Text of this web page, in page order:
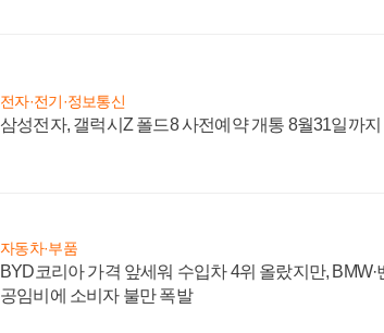
전자·전기·정보통신
삼성전자, 갤럭시Z 폴드8 사전예약 개통 8월31일까
자동차·부품
BYD코리아 가격 앞세워 수입차 4위 올랐지만, BMW·
공임비에 소비자 불만 폭발